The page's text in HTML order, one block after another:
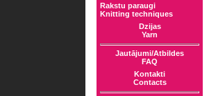
Rakstu paraugi
Knitting techniques
Dzijas
Yarn
Jautājumi/Atbildes
FAQ
Kontakti
Contacts